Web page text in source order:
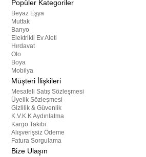
Popüler Kategoriler
Beyaz Eşya
Mutfak
Banyo
Elektrikli Ev Aleti
Hırdavat
Oto
Boya
Mobilya
Müşteri İlişkileri
Mesafeli Satış Sözleşmesi
Üyelik Sözleşmesi
Gizlilik & Güvenlik
K.V.K.K Aydınlatma
Kargo Takibi
Alışverişsiz Ödeme
Fatura Sorgulama
Bize Ulaşın